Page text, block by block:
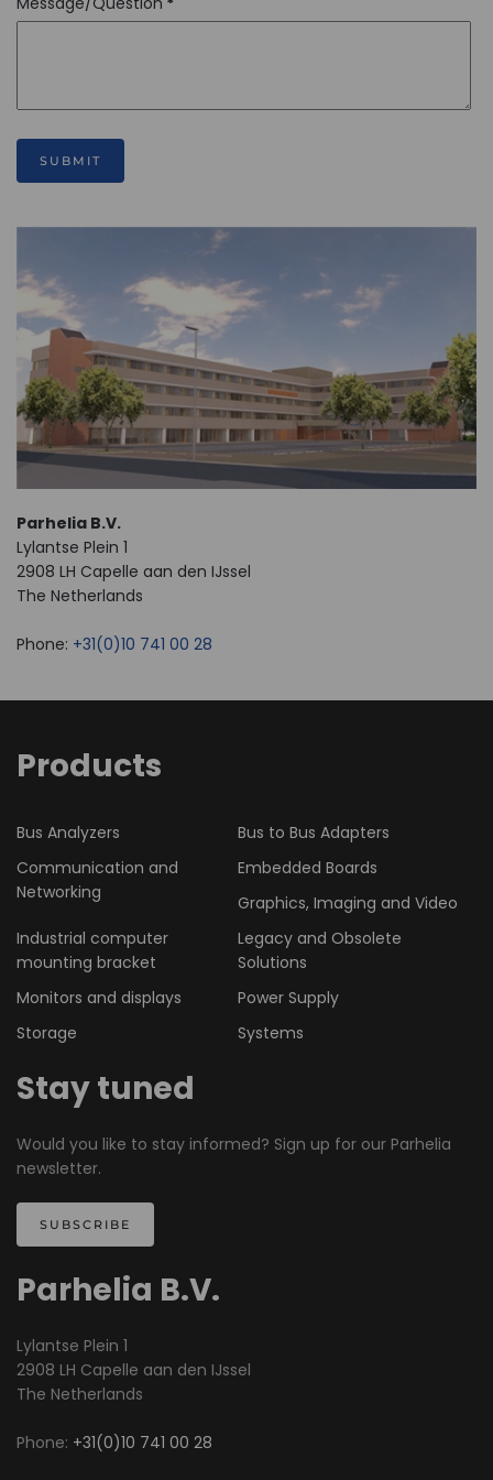
SUBMIT
Parhelia B.V.
Lylantse Plein 1
2908 LH Capelle aan den IJssel
The Netherlands
Phone: +31(0)10 741 00 28
Products
Bus Analyzers
Bus to Bus Adapters
Communication and
Networking
Embedded Boards
Graphics, Imaging and Video
Industrial computer
mounting bracket
Legacy and Obsolete
Solutions
Monitors and displays
Power Supply
Storage
Systems
Stay tuned
Would you like to stay informed? Sign up for our Parhelia
newsletter.
SUBSCRIBE
Parhelia B.V.
Lylantse Plein 1
2908 LH Capelle aan den IJssel
The Netherlands
Phone: +31(0)10 741 00 28